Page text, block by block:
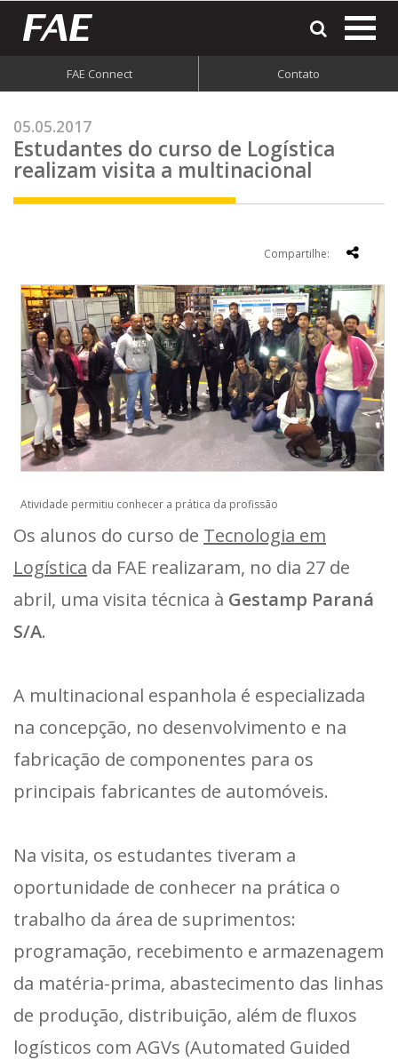
FAE Connect Contato
05.05.2017
Estudantes do curso de Logística
realizam visita a multinacional
Compartilhe:
Atividade permitiu conhecer a prática da profissão
Os alunos do curso de Tecnologia em
Logística da FAE realizaram, no dia 27 de
abril, uma visita técnica à Gestamp Paraná
S/A.
A multinacional espanhola é especializada
na concepção, no desenvolvimento e na
fabricação de componentes para os
principais fabricantes de automóveis.
Na visita, os estudantes tiveram a
oportunidade de conhecer na prática o
trabalho da área de suprimentos:
programação, recebimento e armazenagem
da matéria-prima, abastecimento das linhas
de produção, distribuição, além de fluxos
logísticos com AGVs (Automated Guided